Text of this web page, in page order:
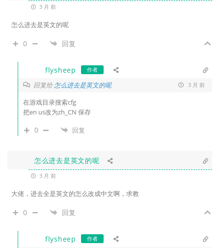
3 月 前
怎么进去是英文的呢
0 回复
flysheep 作者
回复给怎么进去是英文的呢 3 月 前
在游戏目录搜索cfg
把en us改为zh_CN 保存
0 回复
怎么进去是英文的呢
3 月 前
大佬，进去全是英文的怎么改成中文啊，求教
0 回复
flysheep 作者